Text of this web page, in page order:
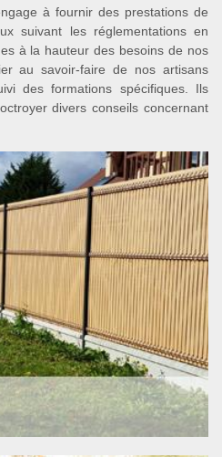
à fournir des prestations de
suivant les réglementations en
à la hauteur des besoins de nos
au savoir-faire de nos artisans
des formations spécifiques. Ils
divers conseils concernant